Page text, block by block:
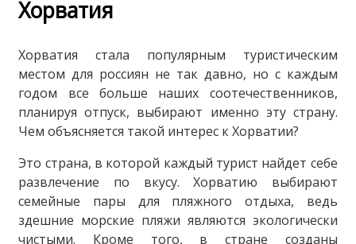
Хорватия
Хорватия стала популярным туристическим
местом для россиян не так давно, но с каждым
годом все больше наших соотечественников,
планируя отпуск, выбирают именно эту страну.
Чем объясняется такой интерес к Хорватии?
Это страна, в которой каждый турист найдет себе
развлечение по вкусу. Хорватию выбирают
семейные пары для пляжного отдыха, ведь
здешние морские пляжи являются экологически
чистыми. Кроме того, в стране созданы